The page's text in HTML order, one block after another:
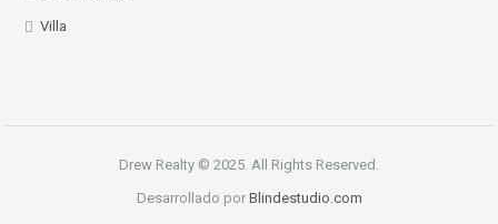
Villa
Drew Realty © 2025. All Rights Reserved.
Desarrollado por Blindestudio.com